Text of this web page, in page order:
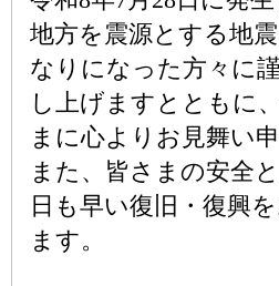
地方を震源とする地
なりになった方々に
し上げますとともに
まに心よりお見舞い
また、皆さまの安全
日も早い復旧・復興
ます。